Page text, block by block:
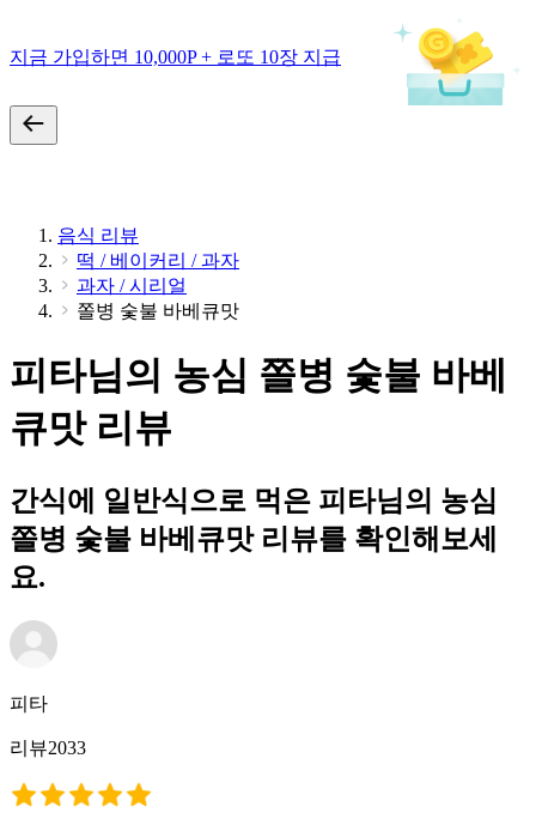
지금 가입하면 10,000P + 로또 10장 지급
음식 리뷰
떡 / 베이커리 / 과자
과자 / 시리얼
쫄병 숯불 바베큐맛
피타님의 농심 쫄병 숯불 바베
큐맛 리뷰
간식에 일반식으로 먹은 피타님의 농심
쫄병 숯불 바베큐맛 리뷰를 확인해보세
요.
피타
리뷰2033